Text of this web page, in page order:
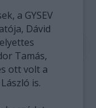
a GYSEV
Dávid
Tamás,
ott volt a
is.